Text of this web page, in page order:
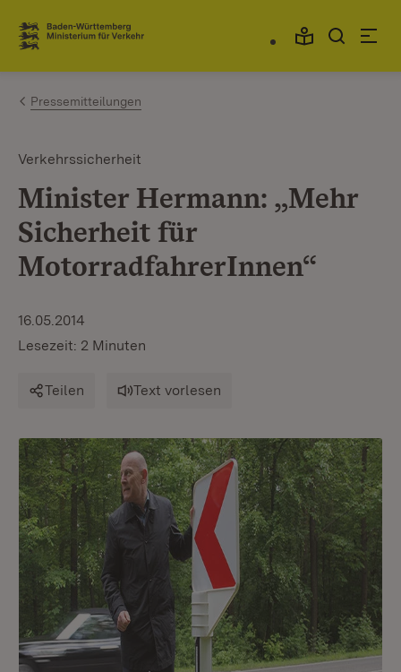
Zum Inhalt springen
Link zur Startseite
Pressemitteilungen
Verkehrssicherheit
Minister Hermann: „Mehr
Sicherheit für
MotorradfahrerInnen“
16.05.2014
Lesezeit: 2 Minuten
Teilen Text vorlesen